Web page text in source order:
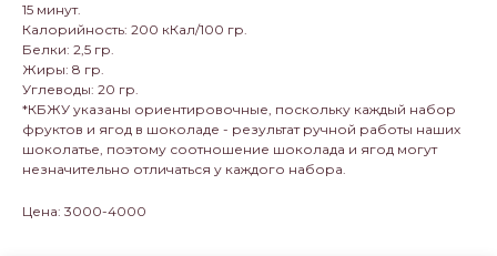
15 минут.
Калорийность: 200 кКал/100 гр.
Белки: 2,5 гр.
Жиры: 8 гр.
Углеводы: 20 гр.
*КБЖУ указаны ориентировочные, поскольку каждый набор
фруктов и ягод в шоколаде - результат ручной работы наших
шоколатье, поэтому соотношение шоколада и ягод могут
незначительно отличаться у каждого набора.
Цена: 3000-4000